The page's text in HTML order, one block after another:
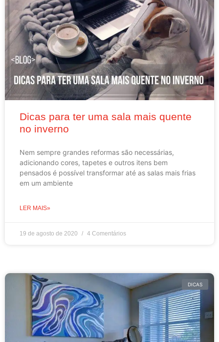
Dicas para ter uma sala mais quente
no inverno
Nem sempre grandes reformas são necessárias,
adicionando cores, tapetes e outros itens bem
pensados é possível transformar até as salas mais frias
em um ambiente
LER MAIS»
19 de agosto de 2020 4 Comentários
DICAS